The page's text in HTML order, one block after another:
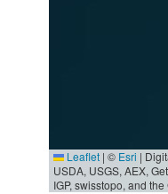
Leaflet | © Esri |
USDA, USGS, AEX,
IGP, swisstopo, and